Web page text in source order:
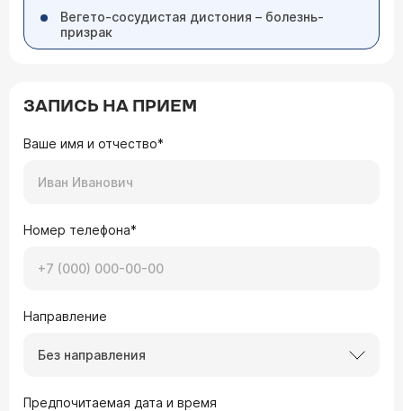
Вегето-сосудистая дистония – болезнь-
призрак
ЗАПИСЬ НА ПРИЕМ
Ваше имя и отчество*
Номер телефона*
Направление
Без направления
Предпочитаемая дата и время